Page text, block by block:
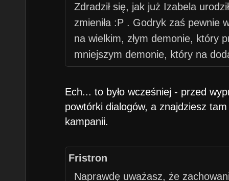
Zdradził się, jak już Izabela
zmieniła :P . Godryk zaś pewnie
na wielkim, złym demonie, który
mniejszym demonie, który na
właśnie postanowił się ich nie
otrzymałby Izabelę za darmo.
Ech... to było wcześniej - przed
powtórki dialogów, a znajdziesz
kampanii.
Fristron
Naprawdę uważasz, że